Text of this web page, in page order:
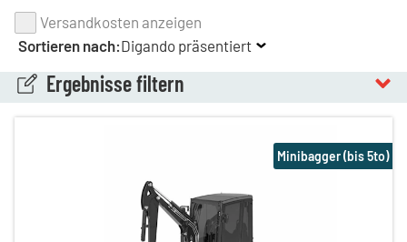
Ergebnisse filtern
Versandkosten anzeigen
Sortieren nach:Digando präsentiert
Minibagger (bis 5to)